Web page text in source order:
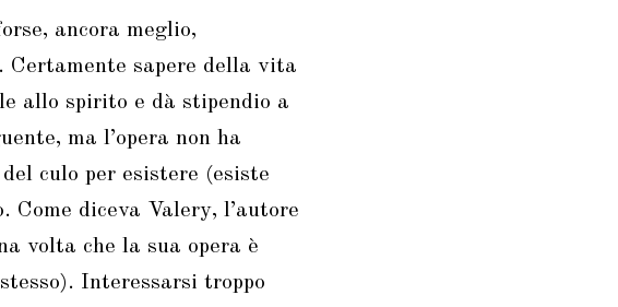
ancora meglio,
Certamente sapere della vita
allo spirito e dà stipendio a
ma l’opera non ha
culo per esistere (esiste
Come diceva Valery, l’autore
volta che la sua opera è
Interessarsi troppo